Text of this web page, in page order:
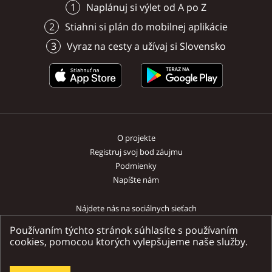
Naplánuj si výlet od A po Z
Stiahni si plán do mobilnej aplikácie
Vyraz na cesty a užívaj si Slovensko
O projekte
Registruj svoj bod záujmu
Podmienky
Napíšte nám
Nájdete nás na sociálnych sieťach
Používaním týchto stránok súhlasíte s používaním
cookies, pomocou ktorých vylepšujeme naše služby.